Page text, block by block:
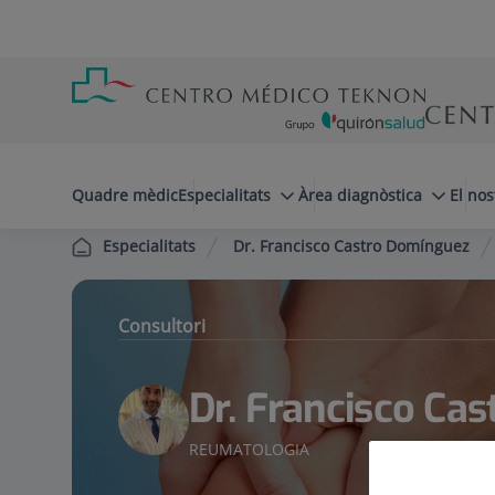
cabecera
Quadre mèdicEspecialitats Àrea diagnòstica El
Especialitats Dr. Francisco Castro Domínguez
Consultori
Dr. Francisco
REUMATOLOGIA